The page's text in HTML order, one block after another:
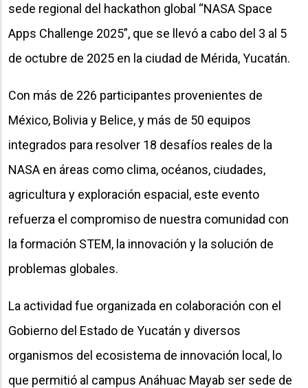
sede regional del hackathon global “NASA Space
Apps Challenge 2025”, que se llevó a cabo del 3 al 5
de octubre de 2025 en la ciudad de Mérida, Yucatán.
Con más de 226 participantes provenientes de
México, Bolivia y Belice, y más de 50 equipos
integrados para resolver 18 desafíos reales de la
NASA en áreas como clima, océanos, ciudades,
agricultura y exploración espacial, este evento
refuerza el compromiso de nuestra comunidad con
la formación STEM, la innovación y la solución de
problemas globales.
La actividad fue organizada en colaboración con el
Gobierno del Estado de Yucatán y diversos
organismos del ecosistema de innovación local, lo
que permitió al campus Anáhuac Mayab ser sede de